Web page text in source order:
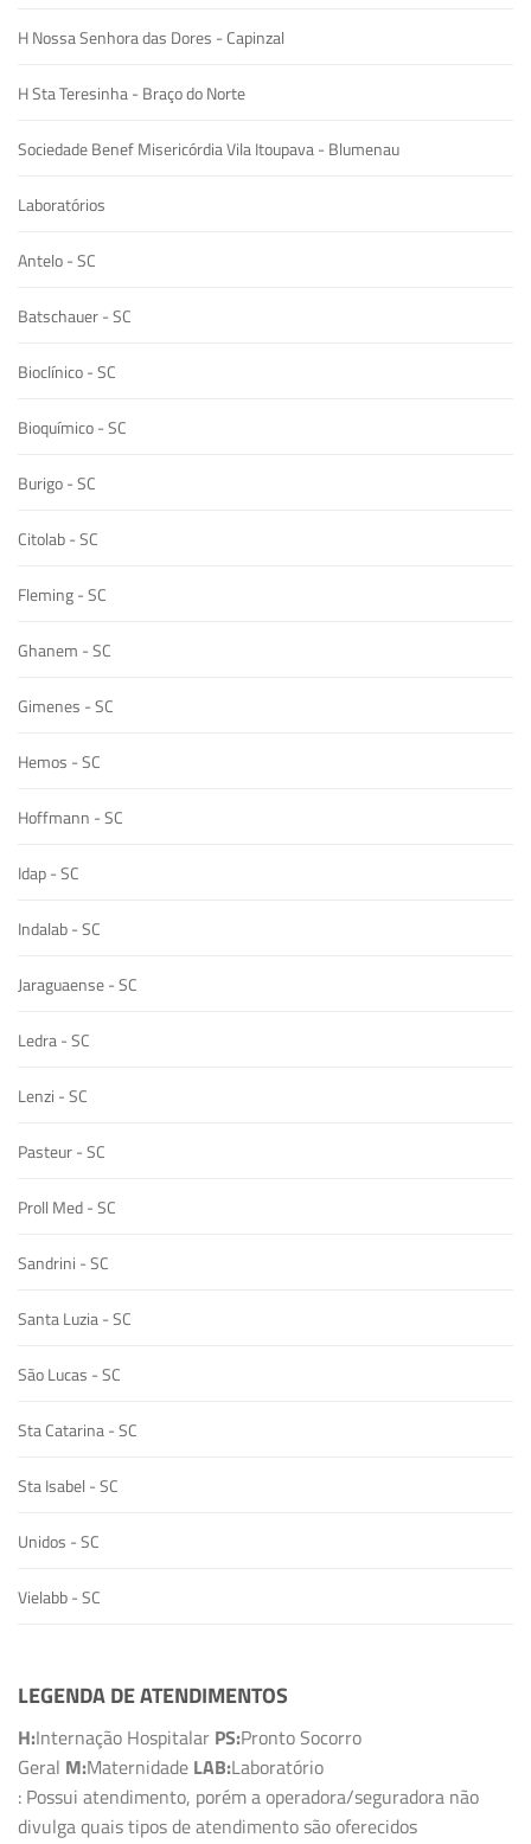
H Nossa Senhora das Dores - Capinzal
H Sta Teresinha - Braço do Norte
Sociedade Benef Misericórdia Vila Itoupava - Blumenau
Laboratórios
Antelo - SC
Batschauer - SC
Bioclínico - SC
Bioquímico - SC
Burigo - SC
Citolab - SC
Fleming - SC
Ghanem - SC
Gimenes - SC
Hemos - SC
Hoffmann - SC
Idap - SC
Indalab - SC
Jaraguaense - SC
Ledra - SC
Lenzi - SC
Pasteur - SC
Proll Med - SC
Sandrini - SC
Santa Luzia - SC
São Lucas - SC
Sta Catarina - SC
Sta Isabel - SC
Unidos - SC
Vielabb - SC
LEGENDA DE ATENDIMENTOS
H:Internação Hospitalar PS:Pronto Socorro
Geral M:Maternidade LAB:Laboratório
: Possui atendimento, porém a operadora/seguradora não
divulga quais tipos de atendimento são oferecidos